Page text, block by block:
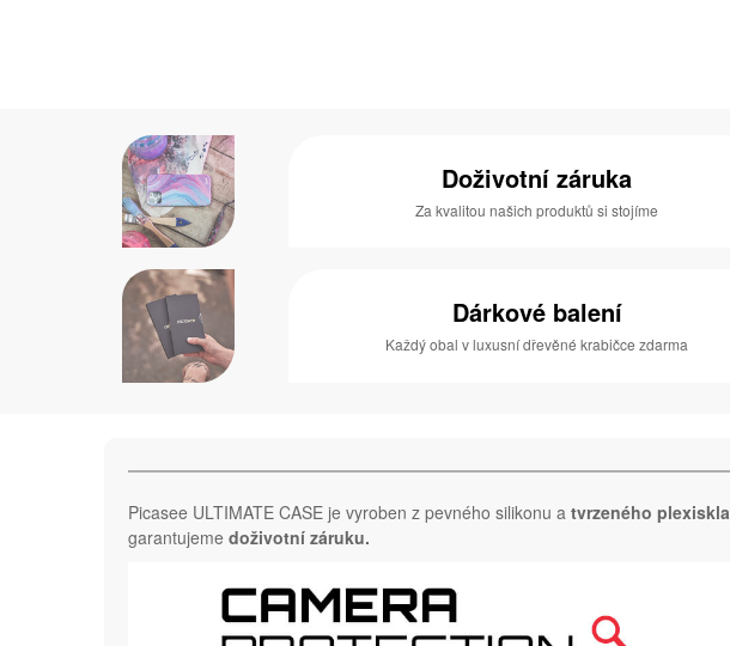
Doživotní záruka
Za kvalitou našich produktů si stojíme
Dárkové balení
Každý obal v luxusní dřevěné krabičce zdarma
Picasee ULTIMATE CASE je vyroben z pevného silikonu atvrzeného plexiskla
garantujeme doživotní záruku.